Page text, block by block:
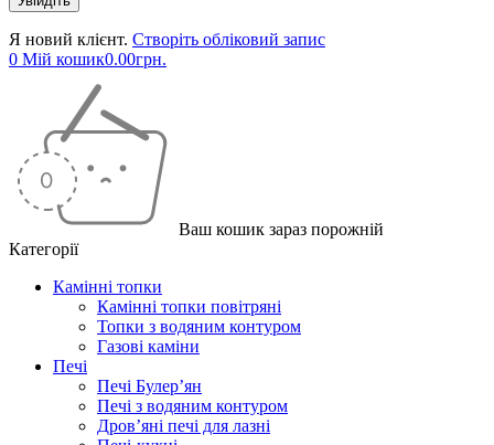
Я новий клієнт. Створіть обліковий запис
0 Мій кошик0.00грн.
Ваш кошик зараз порожній
Категорії
Камінні топки
Камінні топки повітряні
Топки з водяним контуром
Газові каміни
Печі
Печі Булер’ян
Печі з водяним контуром
Дров’яні печі для лазні